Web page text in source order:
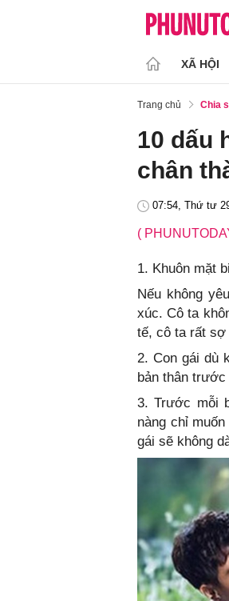
XÃ HỘI
Trang chủ Chia
10 dấu
chân
07:54, Thứ tư
(
1. Khuôn mặt
Nếu không
xúc. Cô ta
tế, cô ta rất sợ
2. Con gái dù
bản thân
3. Trước mỗi
nàng chỉ
gái sẽ không